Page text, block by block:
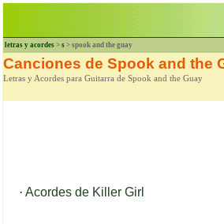
letras y acordes > s > spook and the guay
Canciones de Spook and the
Letras y Acordes para Guitarra de Spook and the Guay
· Acordes de Killer Girl